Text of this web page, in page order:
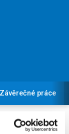
Závěrečné práce